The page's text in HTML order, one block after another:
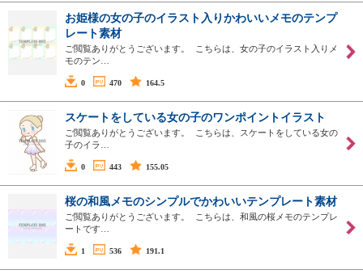
お姫様の女の子のイラスト入りかわいいメモのテンプ
レート素材
ご閲覧ありがとうございます。 こちらは、女の子のイラスト入りメ
モのテン…
0 470 164.5
スケートをしている女の子のワンポイントイラスト
ご閲覧ありがとうございます。 こちらは、スケートをしている女の
子のイラ…
0 443 155.05
桜の和風メモのシンプルでかわいいテンプレート素材
ご閲覧ありがとうございます。 こちらは、和風の桜メモのテンプレ
ートです…
1 536 191.1